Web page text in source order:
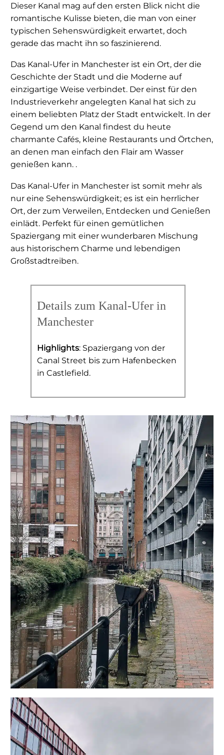
Dieser Kanal mag auf den ersten Blick nicht die
romantische Kulisse bieten, die man von einer
typischen Sehenswürdigkeit erwartet, doch
gerade das macht ihn so faszinierend.
Das Kanal-Ufer in Manchester ist ein Ort, der die
Geschichte der Stadt und die Moderne auf
einzigartige Weise verbindet. Der einst für den
Industrieverkehr angelegten Kanal hat sich zu
einem beliebten Platz der Stadt entwickelt. In der
Gegend um den Kanal findest du heute
charmante Cafés, kleine Restaurants und Örtchen,
an denen man einfach den Flair am Wasser
genießen kann. .
Das Kanal-Ufer in Manchester ist somit mehr als
nur eine Sehenswürdigkeit; es ist ein herrlicher
Ort, der zum Verweilen, Entdecken und Genießen
einlädt. Perfekt für einen gemütlichen
Spaziergang mit einer wunderbaren Mischung
aus historischem Charme und lebendigen
Großstadtreiben.
Details zum Kanal-Ufer in
Manchester
Highlights: Spaziergang von der
Canal Street bis zum Hafenbecken
in Castlefield.